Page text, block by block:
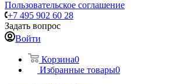
Пользовательское соглашение
+7 495 902 60 28
Задать вопрос
Войти
Корзина0
Избранные товары0